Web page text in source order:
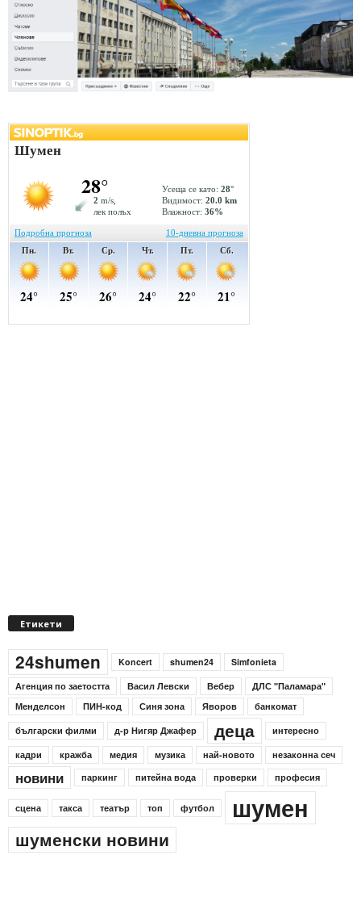
Етикети
24shumen Koncert shumen24
Simfonieta
Агенция по заетостта
Васил Левски Вебер
ДЛС "Паламара"
Менделсон
ПИН-код Синя зона Яворов
банкомат
български филми
д-р Нигяр Джафер деца
интересно
кадри
кражба медия музика най-новото незаконна сеч
новини паркинг питейна вода проверки професия
сцена такса театър топ футбол шумен
шуменски новини